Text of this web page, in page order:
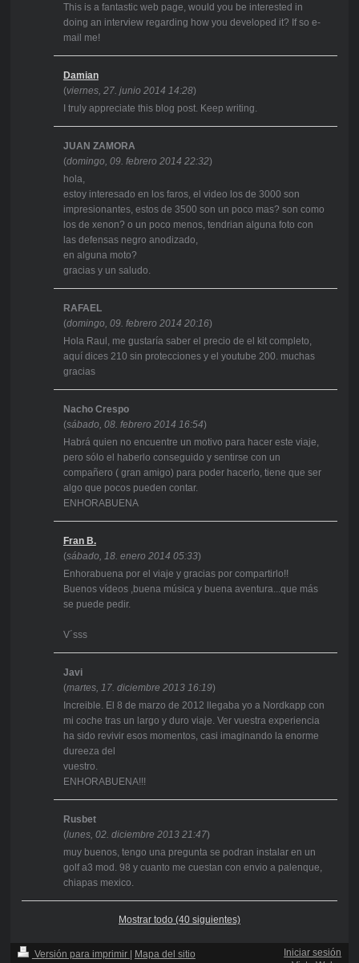
This is a fantastic web page, would you be interested in
doing an interview regarding how you developed it? If so e-
mail me!
Damian
(viernes, 27. junio 2014 14:28)
I truly appreciate this blog post. Keep writing.
JUAN ZAMORA
(domingo, 09. febrero 2014 22:32)
hola,
estoy interesado en los faros, el video los de 3000 son
impresionantes, estos de 3500 son un poco mas? son como
los de xenon? o un poco menos, tendrian alguna foto con
las defensas negro anodizado,
en alguna moto?
gracias y un saludo.
RAFAEL
(domingo, 09. febrero 2014 20:16)
Hola Raul, me gustaría saber el precio de el kit completo,
aquí dices 210 sin protecciones y el youtube 200. muchas
gracias
Nacho Crespo
(sábado, 08. febrero 2014 16:54)
Habrá quien no encuentre un motivo para hacer este viaje,
pero sólo el haberlo conseguido y sentirse con un
compañero ( gran amigo) para poder hacerlo, tiene que ser
algo que pocos pueden contar.
ENHORABUENA
Fran B.
(sábado, 18. enero 2014 05:33)
Enhorabuena por el viaje y gracias por compartirlo!!
Buenos vídeos ,buena música y buena aventura...que más
se puede pedir.
V´sss
Javi
(martes, 17. diciembre 2013 16:19)
Increible. El 8 de marzo de 2012 llegaba yo a Nordkapp con
mi coche tras un largo y duro viaje. Ver vuestra experiencia
ha sido revivir esos momentos, casi imaginando la enorme
dureeza del
vuestro.
ENHORABUENA!!!
Rusbet
(lunes, 02. diciembre 2013 21:47)
muy buenos, tengo una pregunta se podran instalar en un
golf a3 mod. 98 y cuanto me cuestan con envio a palenque,
chiapas mexico.
Mostrar todo (40 siguientes)
Versión para imprimir
Mapa del sitio
Iniciar sesión